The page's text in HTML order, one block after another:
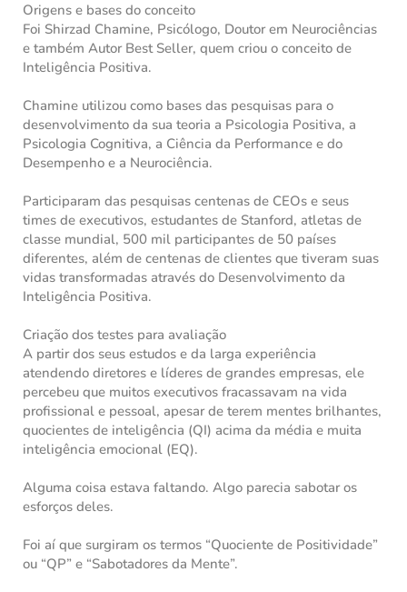
Origens e bases do conceito
Foi Shirzad Chamine, Psicólogo, Doutor em Neurociências
e também Autor Best Seller, quem criou o conceito de
Inteligência Positiva.
Chamine utilizou como bases das pesquisas para o
desenvolvimento da sua teoria a Psicologia Positiva, a
Psicologia Cognitiva, a Ciência da Performance e do
Desempenho e a Neurociência.
Participaram das pesquisas centenas de CEOs e seus
times de executivos, estudantes de Stanford, atletas de
classe mundial, 500 mil participantes de 50 países
diferentes, além de centenas de clientes que tiveram suas
vidas transformadas através do Desenvolvimento da
Inteligência Positiva.
Criação dos testes para avaliação
A partir dos seus estudos e da larga experiência
atendendo diretores e líderes de grandes empresas, ele
percebeu que muitos executivos fracassavam na vida
profissional e pessoal, apesar de terem mentes brilhantes,
quocientes de inteligência (QI) acima da média e muita
inteligência emocional (EQ).
Alguma coisa estava faltando. Algo parecia sabotar os
esforços deles.
Foi aí que surgiram os termos “Quociente de Positividade”
ou “QP” e “Sabotadores da Mente”.